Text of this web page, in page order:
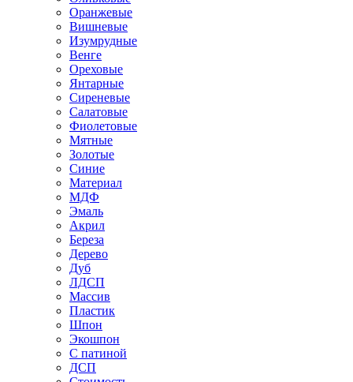
Оранжевые
Вишневые
Изумрудные
Венге
Ореховые
Янтарные
Сиреневые
Салатовые
Фиолетовые
Мятные
Золотые
Синие
Материал
МДФ
Эмаль
Акрил
Береза
Дерево
Дуб
ЛДСП
Массив
Пластик
Шпон
Экошпон
С патиной
ДСП